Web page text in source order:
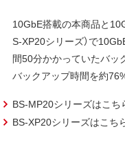
10GbE搭載の本商品と
S-XP20シリーズ）で
間50分かかっていたバッ
バックアップ時間を約
BS-MP20シリーズはこち
BS-XP20シリーズはこち